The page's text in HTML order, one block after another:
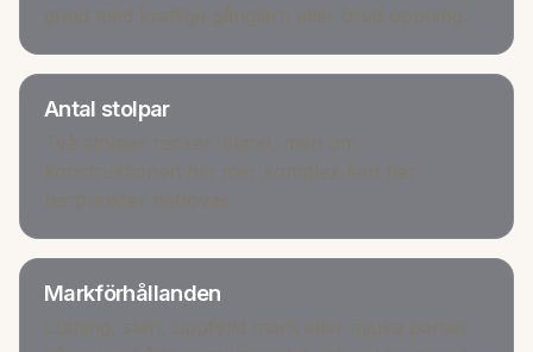
grind med kraftiga gångjärn eller bred öppning.
Antal stolpar
Två stolpar räcker ibland, men om
konstruktionen blir mer komplex kan fler
bärpunkter behövas.
Markförhållanden
Lutning, sten, uppfylld mark eller mjuka partier